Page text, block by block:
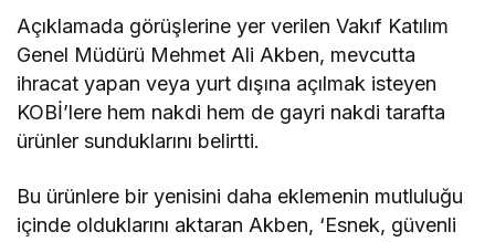
Açıklamada görüşlerine yer verilen Vakıf Katılım
Genel Müdürü Mehmet Ali Akben, mevcutta
ihracat yapan veya yurt dışına açılmak isteyen
KOBİ’lere hem nakdi hem de gayri nakdi tarafta
ürünler sunduklarını belirtti.
Bu ürünlere bir yenisini daha eklemenin mutluluğu
içinde olduklarını aktaran Akben, ‘Esnek, güvenli